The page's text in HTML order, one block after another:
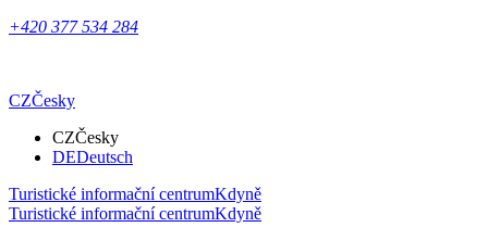
+420 377 534 284
CZČesky
CZČesky
DEDeutsch
Turistické informační centrumKdyně
Turistické informační centrumKdyně